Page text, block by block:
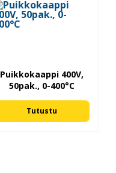
Puikkokaappi 400V,
50pak., 0-400°C
Tutustu